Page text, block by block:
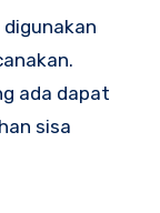
ada dapat
sisa